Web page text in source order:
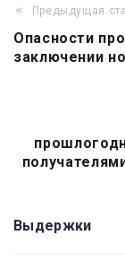
Навигация
по
Предыдущая
Опасности
заключении
Выдержки